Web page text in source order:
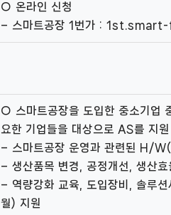
○ 온라인 신청
– 스마트공장 1번가 :
○ 스마트공장을 도입한 중소기업
요한 기업들을 대상으로 AS를 지원
– 스마트공장 운영과 관련된 H/
– 생산품목 변경, 공정개선, 생산
– 역량강화 교육, 도입장비, 솔루
월) 지원